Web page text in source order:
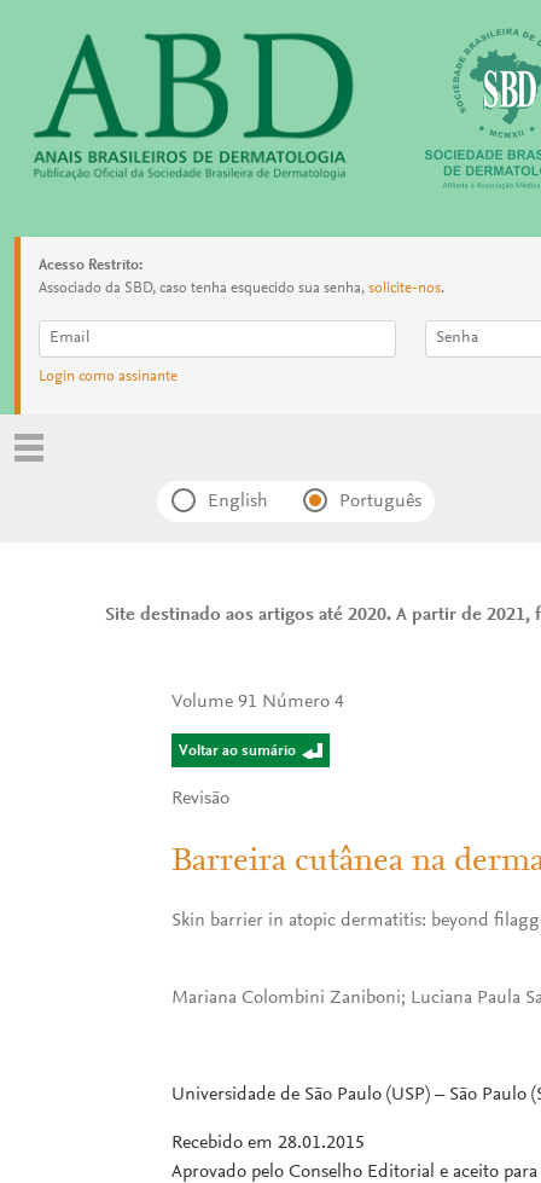
Acesso Restrito:
Associado da SBD, caso tenha esquecido sua senha, solicite-nos.
Login como assinante
English Português
Site destinado aos artigos até 2020. A partir de
Volume 91 Número 4
Voltar ao sumário
Revisão
Barreira cutânea na
Skin barrier in atopic dermatitis: beyond
Mariana Colombini Zaniboni; Luciana Paula
Universidade de São Paulo (USP) – São Paulo
Recebido em 28.01.2015
Aprovado pelo Conselho Editorial e aceito